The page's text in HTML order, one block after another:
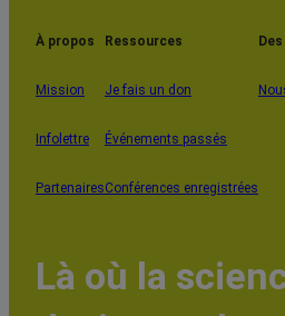
À propos
Mission
Infolettre
Partenaires
Ressources
Je fais un don
Événements passés
Conférences enregistrées
Là où la